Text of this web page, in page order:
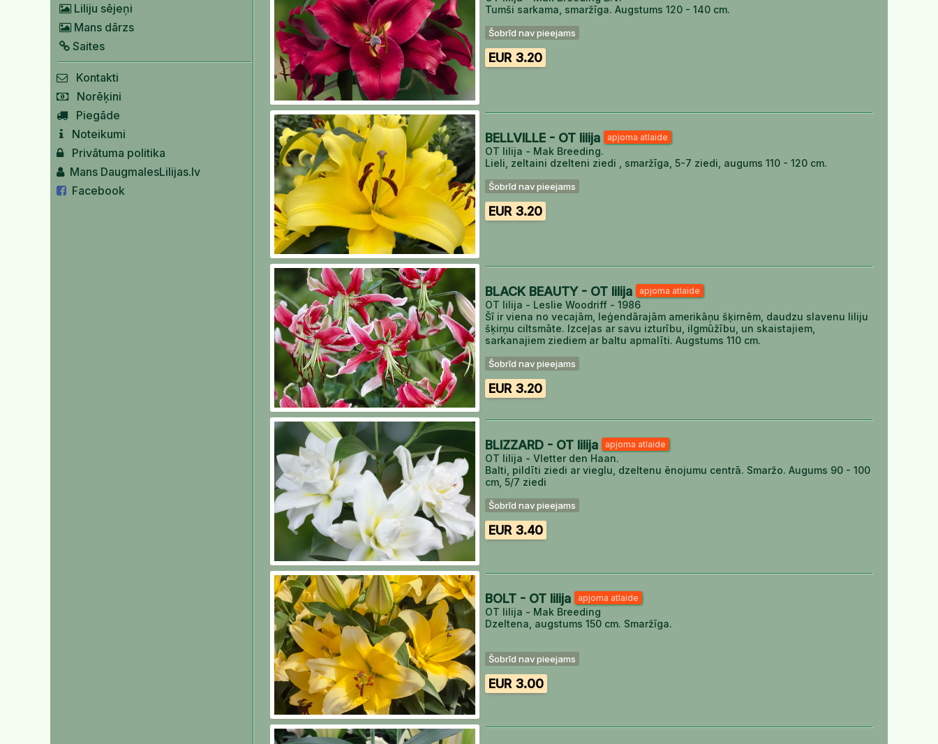
Liliju sējeņi
Mans dārzs
Saites
Kontakti
Norēķini
Piegāde
Noteikumi
Privātuma politika
Mans DaugmalesLilijas.lv
Facebook
Tumši sarkama, smaržīga. Augstums 120 - 140 cm.
Šobrīd nav pieejams
EUR 3.20
BELLVILLE - OT lilija apjoma atlaide
OT lilija - Mak Breeding.
Lieli, zeltaini dzelteni ziedi , smaržīga, 5-7 ziedi, augums 110 - 120 cm.
Šobrīd nav pieejams
EUR 3.20
BLACK BEAUTY - OT lilija apjoma atlaide
OT lilija - Leslie Woodriff - 1986
Šī ir viena no vecajām, leģendārajām amerikāņu šķirnēm, daudzu slavenu liliju
šķirņu ciltsmāte. Izceļas ar savu izturību, ilgmūžību, un skaistajiem,
sarkanajiem ziediem ar baltu apmalīti. Augstums 110 cm.
Šobrīd nav pieejams
EUR 3.20
BLIZZARD - OT lilija apjoma atlaide
OT lilija - Vletter den Haan.
Balti, pildīti ziedi ar vieglu, dzeltenu ēnojumu centrā. Smaržo. Augums 90 - 100
cm, 5/7 ziedi
Šobrīd nav pieejams
EUR 3.40
BOLT - OT lilija apjoma atlaide
OT lilija - Mak Breeding
Dzeltena, augstums 150 cm. Smaržīga.
Šobrīd nav pieejams
EUR 3.00